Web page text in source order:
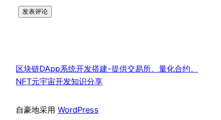
区块链DApp系统开发搭建-提供交易所、量化合约、
NFT元宇宙开发知识分享
自豪地采用 WordPress